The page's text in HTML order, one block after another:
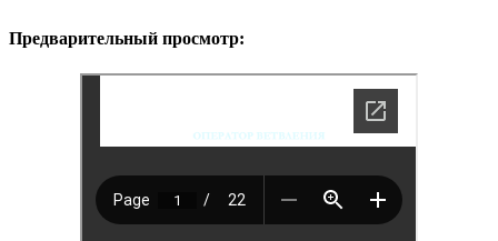
Предварительный просмотр: